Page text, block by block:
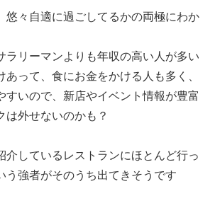
悠々自適に過ごしてるかの両極にわか
ラリーマンよりも年収の高い人が多い
って、食にお金をかける人も多く、
すいので、新店やイベント情報が豊富
は外せないのかも？
介しているレストランにほとんど行っ
う強者がそのうち出てきそうです